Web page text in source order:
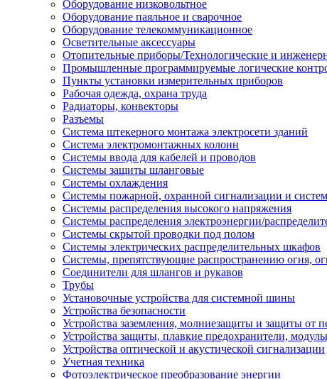
Оборудование низковольтное
Оборудование паяльное и сварочное
Оборудование телекоммуникационное
Осветительные аксессуары
Отопительные приборы/Технологические и
Промышленные программируемые логические
Пункты установки измерительных приборов
Рабочая одежда, охрана труда
Радиаторы, конвекторы
Разъемы
Система штекерного монтажа электросети зданий
Система электромонтажных колонн
Системы ввода для кабелей и проводов
Системы защиты шланговые
Системы охлаждения
Системы пожарной, охранной сигнализации и
Системы распределения высокого напряжения
Системы распределения электроэнергии/
Системы скрытой проводки под полом
Системы электрических распределительных шкафов
Системы, препятствующие распространению огня,
Соединители для шлангов и рукавов
Трубы
Установочные устройства для системной шины
Устройства безопасности
Устройства заземления, молниезащиты и защиты от
Устройства защиты, плавкие предохранители,
Устройства оптической и акустической сигнализации
Учетная техника
Фотоэлектрическое преобразование энергии